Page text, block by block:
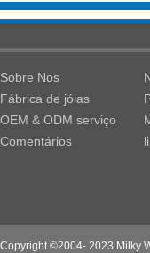
Sobre Nos
Fábrica de jóias
OEM & ODM serviço
Comentários
Copyright ©2004- 2023 Milky